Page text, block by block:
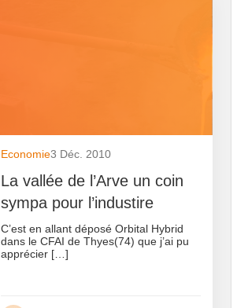
Economie3 Déc. 2010
La vallée de l’Arve un coin
sympa pour l’industire
C’est en allant déposé Orbital Hybrid
dans le CFAI de Thyes(74) que j’ai pu
apprécier […]